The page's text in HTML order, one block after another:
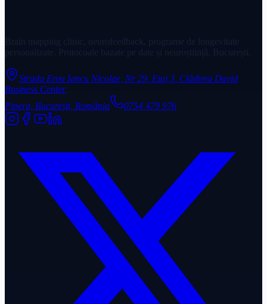
Brain mapping clinic, neurofeedback, programe de longevitate
personalizate. Protocoale bazate pe date și neuroștiință. București.
Strada Erou Iancu Nicolae, Nr 29, Etaj 3, Clădirea David
Business Center,
Pipera, București, România
0754 479 976